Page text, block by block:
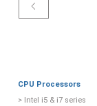
CPU Processors
> Intel i5 & i7 series